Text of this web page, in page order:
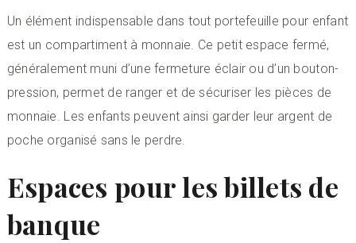
Un élément indispensable dans tout portefeuille pour enfant
est un compartiment à monnaie. Ce petit espace fermé,
généralement muni d’une fermeture éclair ou d’un bouton-
pression, permet de ranger et de sécuriser les pièces de
monnaie. Les enfants peuvent ainsi garder leur argent de
poche organisé sans le perdre.
Espaces pour les billets de
banque